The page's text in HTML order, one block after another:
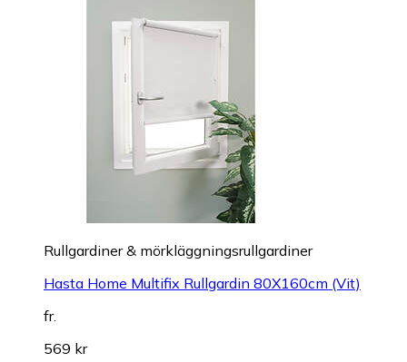
Rullgardiner & mörkläggningsrullgardiner
Hasta Home Multifix Rullgardin 80X160cm (Vit)
fr.
569 kr